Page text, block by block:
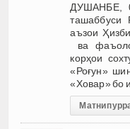
ДУШАНБЕ,
ташаббуси
аъзои
ва
корҳои
«Роғун»
«Ховар» бо
Матни